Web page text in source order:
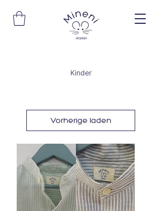
Kinder
Vorherige laden